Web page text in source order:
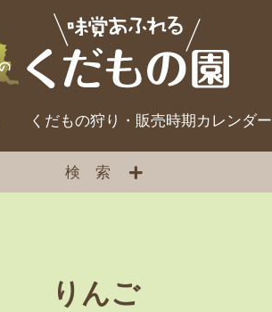
くだもの狩り・販売時期カレンダー
検索
りんご